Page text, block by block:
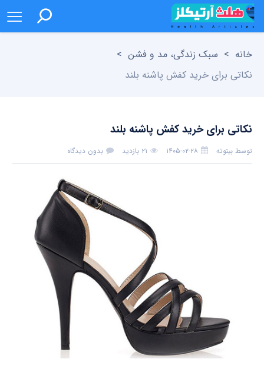
خانه > سبک زندگی، مد و فشن >
نکاتی برای خرید کفش پاشنه بلند
نکاتی برای خرید کفش پاشنه بلند
توسط بیتوته ۱۴۰۵-۰۲-۲۸ ۲۱ بازدید بدون دیدگاه